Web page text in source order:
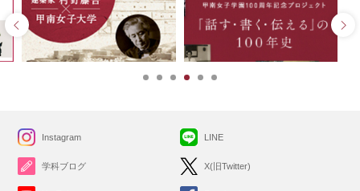
Instagram
学科ブログ
LINE
X(旧Twitter)